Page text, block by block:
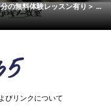
の無料体験レッスン有り＞ ...
びリンクについて